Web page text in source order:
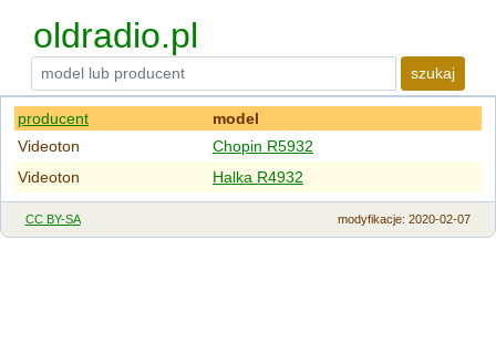
oldradio.pl
szukaj
producent
model
Videoton
Chopin R5932
Videoton
Halka R4932
CC BY-SA modyfikacje: 2020-02-07